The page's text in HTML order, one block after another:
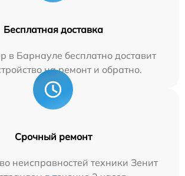
Бесплатная доставка
в Барнауле бесплатно доставит
на ремонт и обратно.
Срочный ремонт
неисправностей техники Зенит